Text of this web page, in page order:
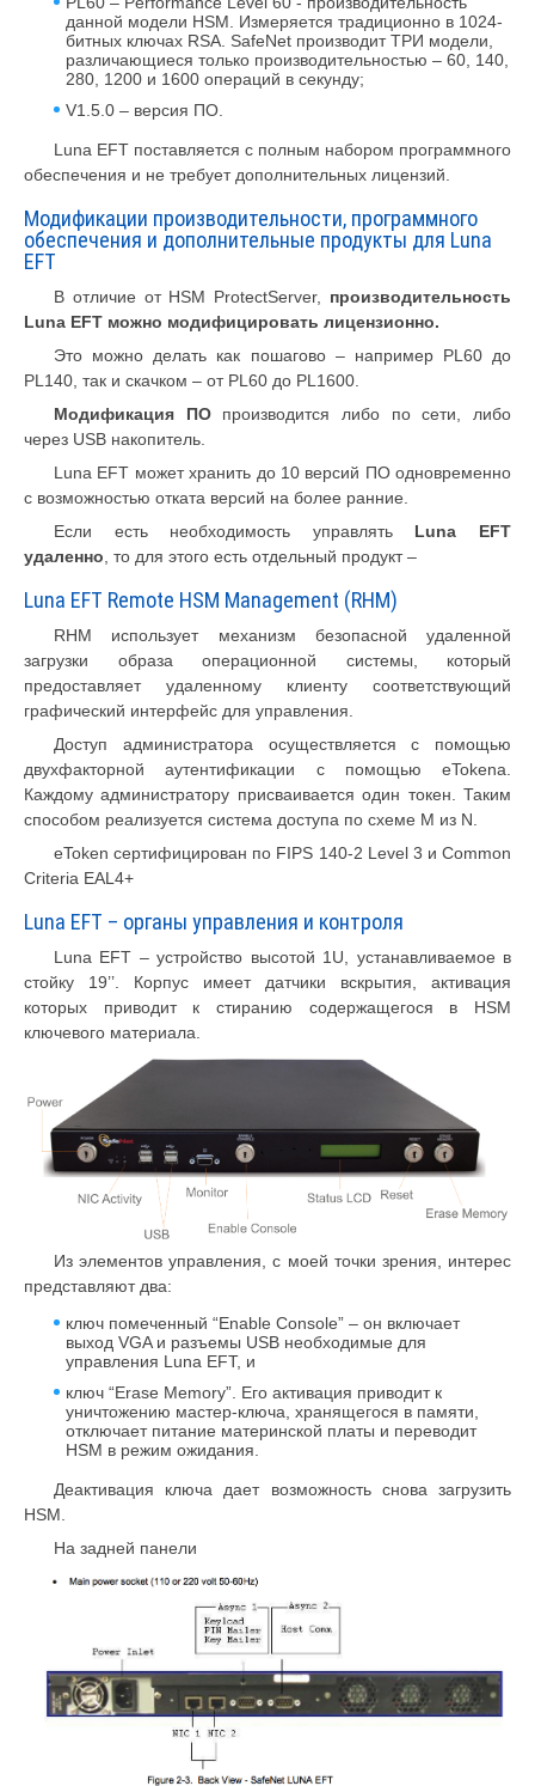
данной модели HSM. Измеряется традиционно в 1024-
битных ключах RSA. SafeNet производит ТРИ модели,
различающиеся только производительностью – 60, 140,
280, 1200 и 1600 операций в секунду;
V1.5.0 – версия ПО.
Luna EFT поставляется с полным набором программного
обеспечения и не требует дополнительных лицензий.
Модификации производительности, программного
обеспечения и дополнительные продукты для Luna
EFT
В отличие от HSM ProtectServer, производительность
Luna EFT можно модифицировать лицензионно.
Это можно делать как пошагово – например PL60 до
PL140, так и скачком – от PL60 до PL1600.
Модификация ПОпроизводится либо по сети, либо
через USB накопитель.
Luna EFT может хранить до 10 версий ПО одновременно
с возможностью отката версий на более ранние.
Если есть необходимость управлять Luna EFT
удаленно , то для этого есть отдельный продукт –
Luna EFT Remote HSM Management (RHM)
RHM использует механизм безопасной удаленной
загрузки образа операционной системы, который
предоставляет удаленному клиенту соответствующий
графический интерфейс для управления.
Доступ администратора осуществляется с помощью
двухфакторной аутентификации с помощью eTokenа.
Каждому администратору присваивается один токен. Таким
способом реализуется система доступа по схеме М из N.
eToken сертифицирован по FIPS 140-2 Level 3 и Common
Criteria EAL4+
Luna EFT – органы управления и контроля
Luna EFT – устройство высотой 1U, устанавливаемое в
стойку 19’’. Корпус имеет датчики вскрытия, активация
которых приводит к стиранию содержащегося в HSM
ключевого материала.
Из элементов управления, с моей точки зрения, интерес
представляют два:
ключ помеченный “Enable Console” – он включает
выход VGA и разъемы USB необходимые для
управления Luna EFT, и
ключ “Erase Memory”. Его активация приводит к
уничтожению мастер-ключа, хранящегося в памяти,
отключает питание материнской платы и переводит
HSM в режим ожидания.
Деактивация ключа дает возможность снова загрузить
HSM.
На задней панели